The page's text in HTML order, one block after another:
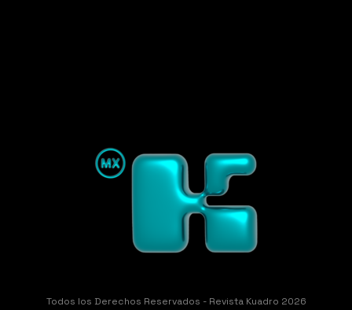
Todos los Derechos Reservados - Revista Kuadro 2026